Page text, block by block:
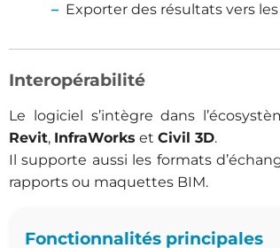
Exporter des résultats vers
Interopérabilité
Le logiciel s’intègre dans
Revit, InfraWorks et Civil 3D.
Il supporte aussi les formats
rapports ou maquettes BIM.
Fonctionnalités principales